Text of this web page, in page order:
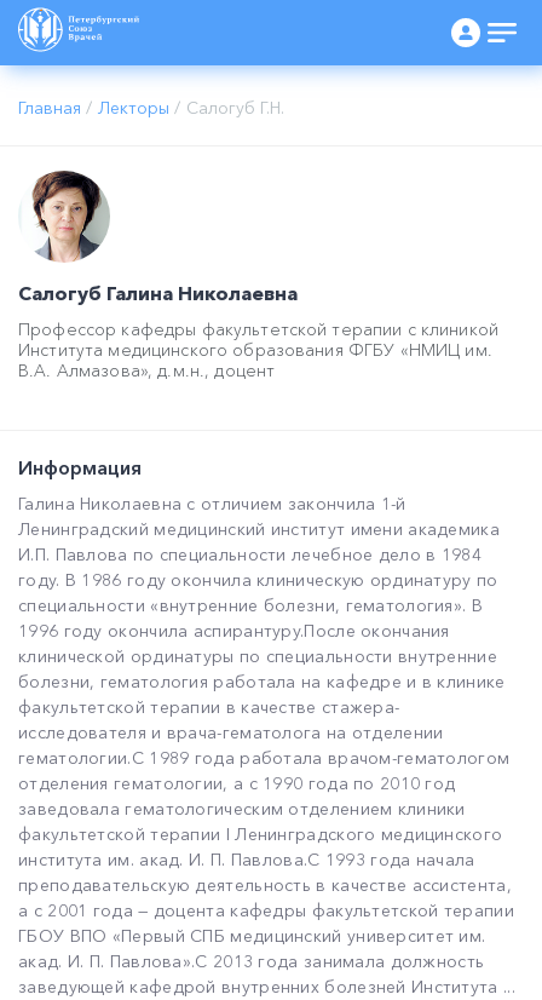
Главная / Лекторы / Салогуб Г.Н.
Салогуб Галина Николаевна
Профессор кафедры факультетской терапии с клиникой
Института медицинского образования ФГБУ «НМИЦ им.
В.А. Алмазова», д.м.н., доцент
Информация
Галина Николаевна с отличием закончила 1-й
Ленинградский медицинский институт имени академика
И.П. Павлова по специальности лечебное дело в 1984
году. В 1986 году окончила клиническую ординатуру по
специальности «внутренние болезни, гематология». В
1996 году окончила аспирантуру.После окончания
клинической ординатуры по специальности внутренние
болезни, гематология работала на кафедре и в клинике
факультетской терапии в качестве стажера-
исследователя и врача-гематолога на отделении
гематологии.С 1989 года работала врачом-гематологом
отделения гематологии, а с 1990 года по 2010 год
заведовала гематологическим отделением клиники
факультетской терапии I Ленинградского медицинского
института им. акад. И. П. Павлова.С 1993 года начала
преподавательскую деятельность в качестве ассистента,
а с 2001 года — доцента кафедры факультетской терапии
ГБОУ ВПО «Первый СПБ медицинский университет им.
акад. И. П. Павлова».С 2013 года занимала должность
заведующей кафедрой внутренних болезней Института ...